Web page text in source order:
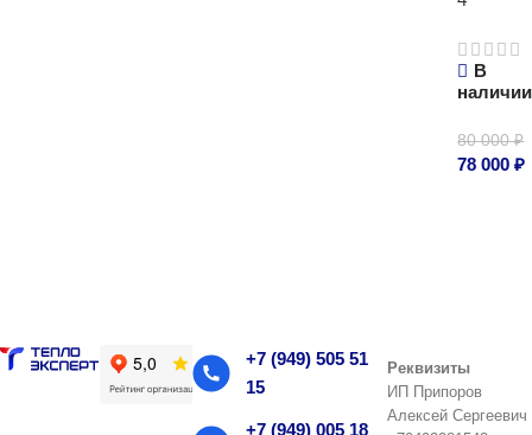
В
наличии
80 000₽
78 000₽
+7 (949) 505 51
15
+7 (949) 005 18
Реквизиты
ИП Припоров
Алексей Сергеевич